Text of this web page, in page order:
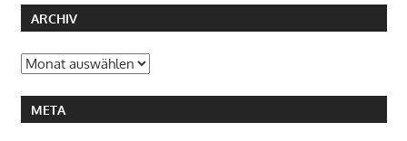
ARCHIV
Archiv
META